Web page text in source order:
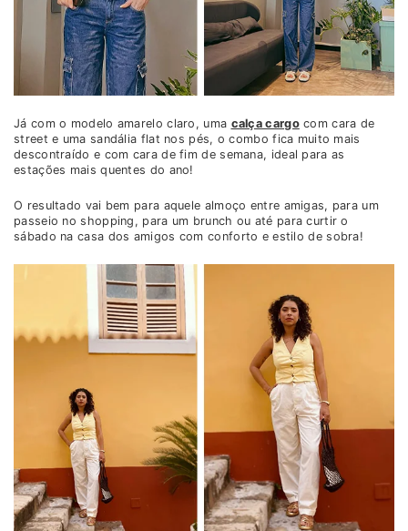
Já com o modelo amarelo claro, uma calça cargocom cara de
street e uma sandália flat nos pés, o combo fica muito mais
descontraído e com cara de fim de semana, ideal para as
estações mais quentes do ano!
O resultado vai bem para aquele almoço entre amigas, para um
passeio no shopping, para um brunch ou até para curtir o
sábado na casa dos amigos com conforto e estilo de sobra!